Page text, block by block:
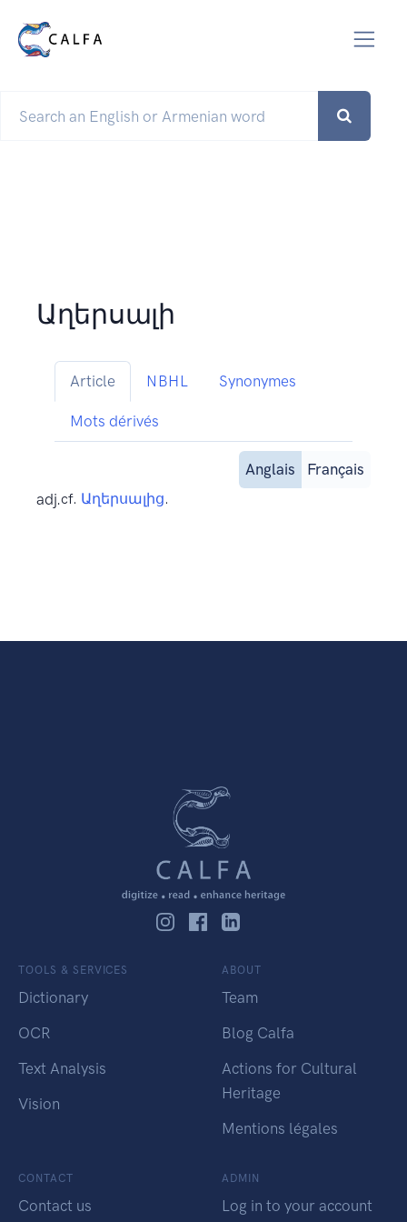
Աղերսալի
Article NBHL Synonymes
Mots dérivés
Anglais
Français
adj.cf. Աղերսալից.
TOOLS & SERVICES
Dictionary
OCR
Text Analysis
Vision
ABOUT
Team
Blog Calfa
Actions for Cultural
Heritage
Mentions légales
CONTACT
Contact us
ADMIN
Log in to your account